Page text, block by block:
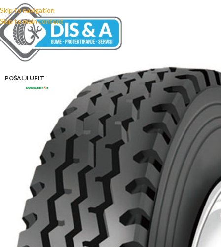
Skip to navigation
Skip to main content
POŠALJI UPIT